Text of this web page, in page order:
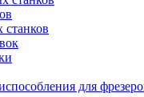
станков
для